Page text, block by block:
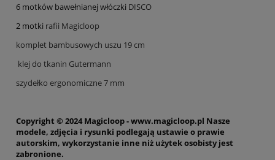
6 motków bawełnianej włóczki DISCO
2 motki rafii Magicloop
komplet bambusowych uszu 19 cm
klej do tkanin Gutermann
szydełko ergonomiczne 7 mm
Copyright © 2024 Magicloop - www.magicloop.pl Nasze
modele, zdjęcia i rysunki podlegają ustawie o prawie
autorskim, wykorzystanie inne niż użytek osobisty jest
zabronione.